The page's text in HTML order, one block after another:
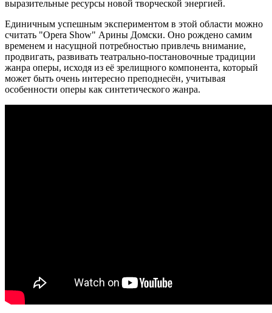
выразительные ресурсы новой творческой энергией.
Единичным успешным экспериментом в этой области можно
считать "Opera Show" Арины Домски. Оно рождено самим
временем и насущной потребностью привлечь внимание,
продвигать, развивать театрально-постановочные традиции
жанра оперы, исходя из её зрелищного компонента, который
может быть очень интересно преподнесён, учитывая
особенности оперы как синтетического жанра.